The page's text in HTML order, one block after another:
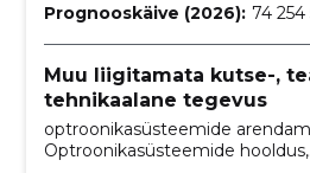
Prognooskäive (2026): 74 254
Muu liigitamata kutse-,
tehnikaalane tegevus
optroonikasüsteemide
Optroonikasüsteemide hooldus,